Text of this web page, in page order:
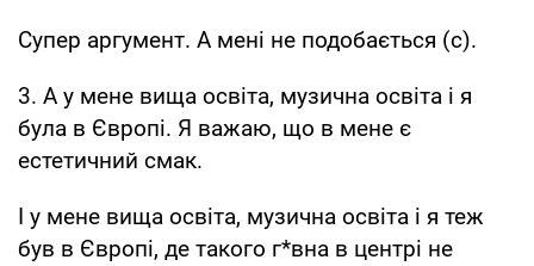
Супер аргумент. А мені не подобається (с).
3. А у мене вища освіта, музична освіта і я
була в Європі. Я важаю, що в мене є
естетичний смак.
І у мене вища освіта, музична освіта і я теж
був в Європі, де такого г*вна в центрі не